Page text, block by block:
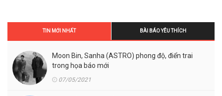
TIN MỚI NHẤT BÀI BÁO YÊU THÍCH
Moon Bin, Sanha (ASTRO) phong độ, điển trai
trong họa báo mới
07/05/2021